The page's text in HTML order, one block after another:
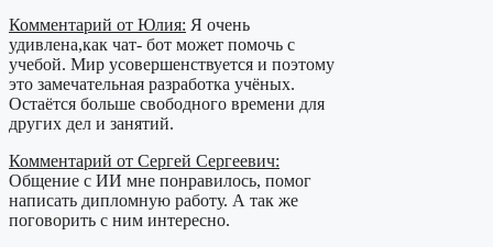
Комментарий от Юлия: Я очень
удивлена,как чат- бот может помочь с
учебой. Мир усовершенствуется и поэтому
это замечательная разработка учёных.
Остаётся больше свободного времени для
других дел и занятий.
Комментарий от Сергей Сергеевич:
Общение с ИИ мне понравилось, помог
написать дипломную работу. А так же
поговорить с ним интересно.